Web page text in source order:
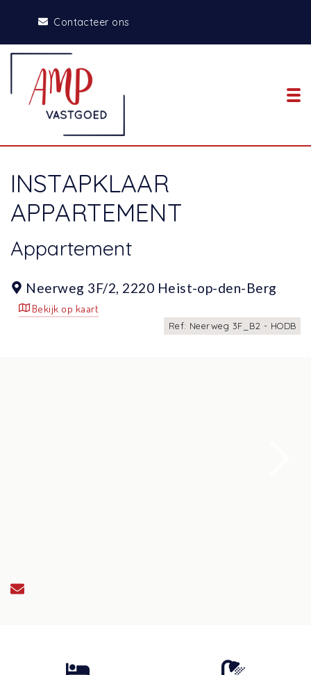
Contacteer ons
INSTAPKLAAR
APPARTEMENT
Appartement
Neerweg 3F/2, 2220 Heist-op-den-Berg
Bekijk op kaart
Ref: Neerweg 3F_B2 - HODB